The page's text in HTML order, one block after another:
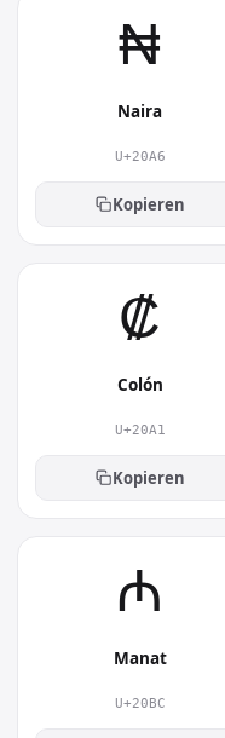
₦︎
Naira
U+20A6
Kopieren
₡︎
Colón
U+20A1
Kopieren
₼︎
Manat
U+20BC